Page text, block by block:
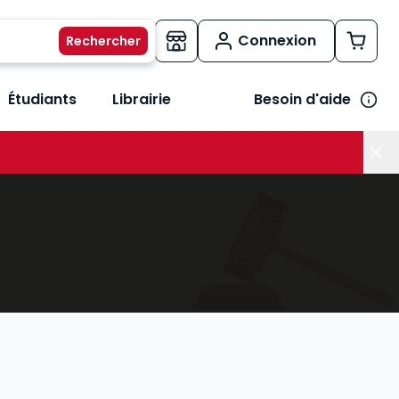
Connexion
métiers
le sous-menu Vos besoins
Étudiants Librairie Besoin d'aide